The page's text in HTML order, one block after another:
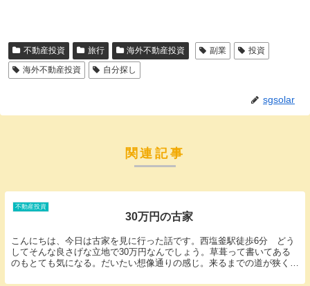
不動産投資 旅行 海外不動産投資 副業
投資
海外不動産投資
自分探し
sgsolar
関連記事
不動産投資
30万円の古家
こんにちは、今日は古家を見に行った話です。西塩釜駅徒歩6分 どう
してそんな良さげな立地で30万円なんでしょう。草葺って書いてある
のもとても気になる。だいたい想像通りの感じ。来るまでの道が狭く、